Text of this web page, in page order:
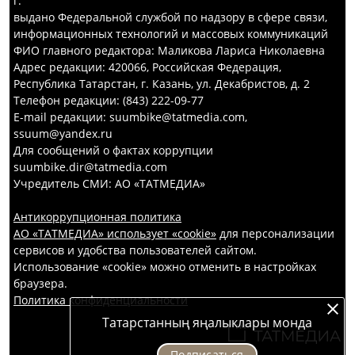
Татарстанның яңалыклары монда
выдано Федеральной службой по надзору в сфере связи,
информационных технологий и массовых коммуникаций
ФИО главного редактора: Маликова Лариса Николаевна
Адрес редакции: 420066, Российская Федерация,
Республика Татарстан, г. Казань, ул. Декабристов, д. 2
Телефон редакции: (843) 222-09-77
E-mail редакции: suumbike@tatmedia.com,
ssuum@yandex.ru
Для сообщений о фактах коррупции
suumbike.dir@tatmedia.com
Учредитель СМИ: АО «ТАТМЕДИА»
Антикоррупционная политика
АО «ТАТМЕДИА» использует «cookie» для персонализации
сервисов и удобства пользователей сайтом.
Использование «cookie» можно отменить в настройках
браузера.
Политика конфиденциальности